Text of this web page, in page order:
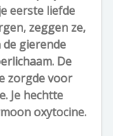
eerste liefde
zeggen ze,
gierende
De
zorgde voor
Je hechtte
oxytocine.